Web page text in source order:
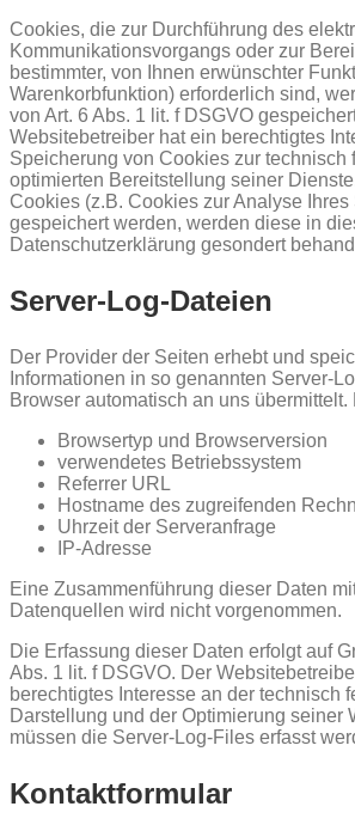
Cookies, die zur Durchführung des
Kommunikationsvorgangs oder zur
bestimmter, von Ihnen erwünschter
Warenkorbfunktion) erforderlich sind,
von Art. 6 Abs. 1 lit. f DSGVO
Websitebetreiber hat ein berechtigtes
Speicherung von Cookies zur technisch
optimierten Bereitstellung seiner
Cookies (z.B. Cookies zur Analyse
gespeichert werden, werden diese in
Datenschutzerklärung gesondert
Server-Log-Dateien
Der Provider der Seiten erhebt und
Informationen in so genannten Server-
Browser automatisch an uns übermittelt.
Browsertyp und Browserversion
verwendetes Betriebssystem
Referrer URL
Hostname des zugreifenden
Uhrzeit der Serveranfrage
IP-Adresse
Eine Zusammenführung dieser Daten
Datenquellen wird nicht vorgenommen.
Die Erfassung dieser Daten erfolgt auf
Abs. 1 lit. f DSGVO. Der
berechtigtes Interesse an der technisch
Darstellung und der Optimierung seiner
müssen die Server-Log-Files erfasst
Kontaktformular